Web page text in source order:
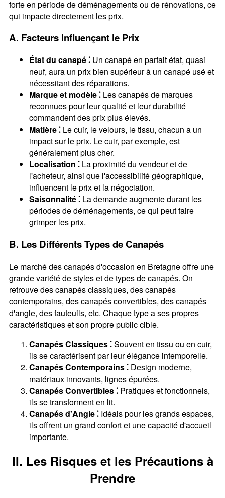
forte en période de déménagements ou de rénovations, ce
qui impacte directement les prix.
A. Facteurs Influençant le Prix
État du canapé ⁚Un canapé en parfait état, quasi
neuf, aura un prix bien supérieur à un canapé usé et
nécessitant des réparations.
Marque et modèle ⁚Les canapés de marques
reconnues pour leur qualité et leur durabilité
commandent des prix plus élevés.
Matière ⁚Le cuir, le velours, le tissu, chacun a un
impact sur le prix. Le cuir, par exemple, est
généralement plus cher.
Localisation ⁚La proximité du vendeur et de
l'acheteur, ainsi que l'accessibilité géographique,
influencent le prix et la négociation.
Saisonnalité ⁚La demande augmente durant les
périodes de déménagements, ce qui peut faire
grimper les prix.
B. Les Différents Types de Canapés
Le marché des canapés d'occasion en Bretagne offre une
grande variété de styles et de types de canapés. On
retrouve des canapés classiques, des canapés
contemporains, des canapés convertibles, des canapés
d'angle, des fauteuils, etc. Chaque type a ses propres
caractéristiques et son propre public cible.
Canapés Classiques ⁚Souvent en tissu ou en cuir,
ils se caractérisent par leur élégance intemporelle.
Canapés Contemporains ⁚Design moderne,
matériaux innovants, lignes épurées.
Canapés Convertibles ⁚Pratiques et fonctionnels,
ils se transforment en lit.
Canapés d'Angle ⁚Idéals pour les grands espaces,
ils offrent un grand confort et une capacité d'accueil
importante.
II. Les Risques et les Précautions à
Prendre